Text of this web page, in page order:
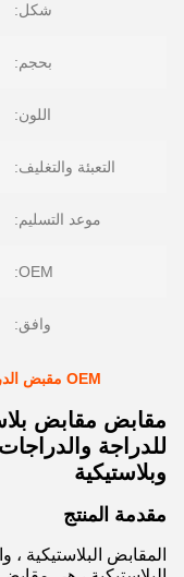
شكل:
بحجم:
اللون:
التعبئة والتغليف:
موعد التسليم:
OEM:
وافق:
OEM مقبض الدراجة بانتون القبضات سيليكون المطاط التغطيه
مقابض مقابض
للدراجة
وبلاستيكية
مقدمة المنتج
المقابض البلاستيكية